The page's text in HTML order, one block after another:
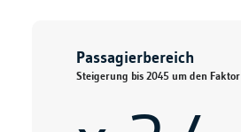
Passagierbereich
Steigerung bis 2045 um den Faktor